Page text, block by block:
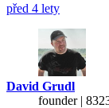
před 4 lety
David Grudl
founder |